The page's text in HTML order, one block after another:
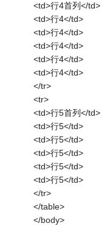
<td>行4首列</td>
<td>行4</td>
<td>行4</td>
<td>行4</td>
<td>行4</td>
<td>行4</td>
</tr>
<tr>
<td>行5首列</td>
<td>行5</td>
<td>行5</td>
<td>行5</td>
<td>行5</td>
<td>行5</td>
</tr>
</table>
</body>